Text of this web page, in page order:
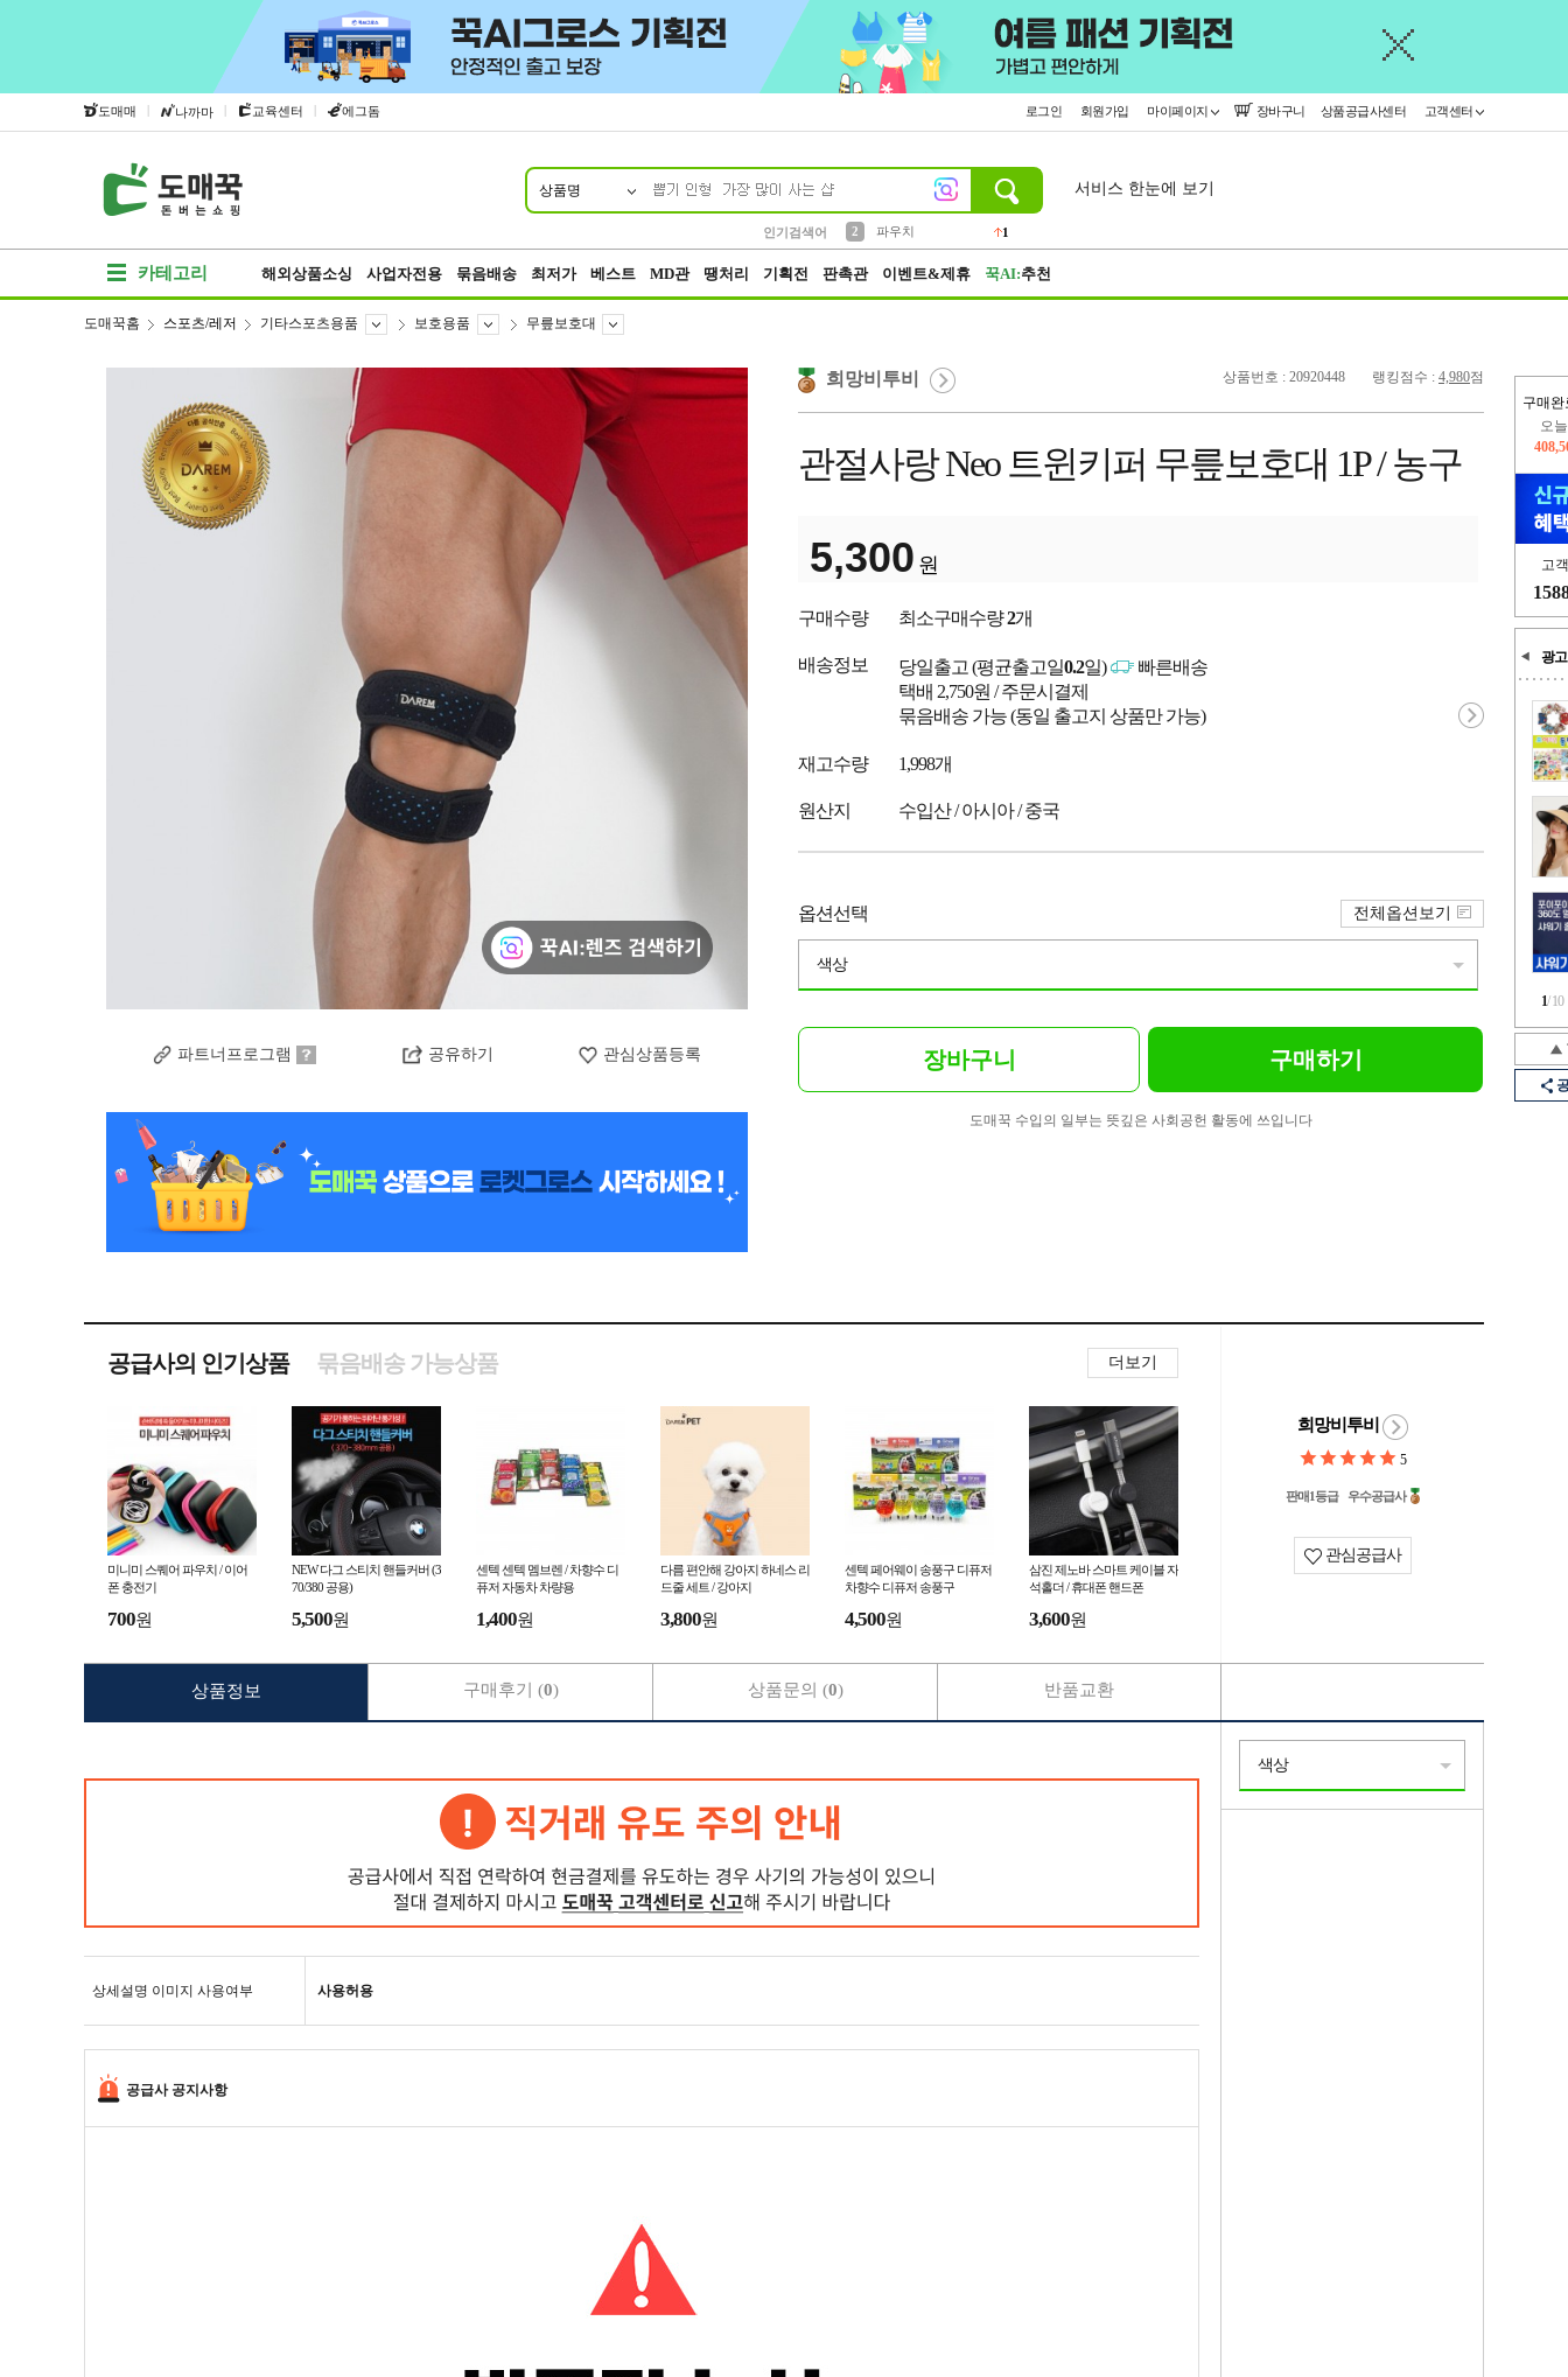
도매매 | 나까마 | 교육센터 | 에그돔 로그인 회원가입 마이페이지 장바구니 상품공급사센터 고객센터
상품명
인기검색어
2
파우치
1
서비스 한눈에 보기
카테고리 해외상품소싱 사업자전용 묶음배송 최저가 베스트 MD관 땡처리 기획전 판촉관 이벤트&제휴 꾹AI:추천
구매완
오
고
광고
1/10
도매꾹홈 스포츠/레저 기타스포츠용품 보호용품 무릎보호대
파트너프로그램 공유하기 관심상품등록
상품번호 : 20920448 랭킹점수 : 4,980점
희망비투비
관절사랑 Neo 트윈키퍼 무릎보호대 1P / 농구
5,300 원
구매수량 최소구매수량2개
배송정보 당일출고 (평균출고일0.2일)
빠른배송
택배 2,750원 / 주문시결제
묶음배송 가능 (동일 출고지 상품만 가능)
재고수량 1,998개
원산지 수입산 / 아시아 / 중국
옵션선택
색상
전체옵션보기
장바구니 구매하기
도매꾹 수입의 일부는 뜻깊은 사회공헌 활동에 쓰입니다
공급사의 인기상품 더보기
묶음배송 가능상품
미니미 스퀘어 파우치 / 이어
폰 충전기
700원
NEW 다그 스티치 핸들커버 (3
70/380 공용)
5,500원
센텍 센텍 멤브렌 / 차향수 디
퓨저 자동차 차량용
1,400원
다름 편안해 강아지 하네스 리
드줄 세트 / 강아지
3,800원
센텍 페어웨이 송풍구 디퓨저
차향수 디퓨저 송풍구
4,500원
삼진 제노바 스마트 케이블 자
석홀더 / 휴대폰 핸드폰
3,600원
희망비투비
5
판매1등급 우수공급사
관심공급사
상세설명 이미지 사용여부 사용허용
공급사 공지사항
상품정보 구매후기 (0) 상품문의 (0) 반품교환
색상